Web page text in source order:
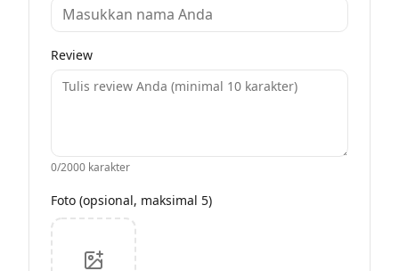
Review
0/2000 karakter
Foto (opsional, maksimal 5)